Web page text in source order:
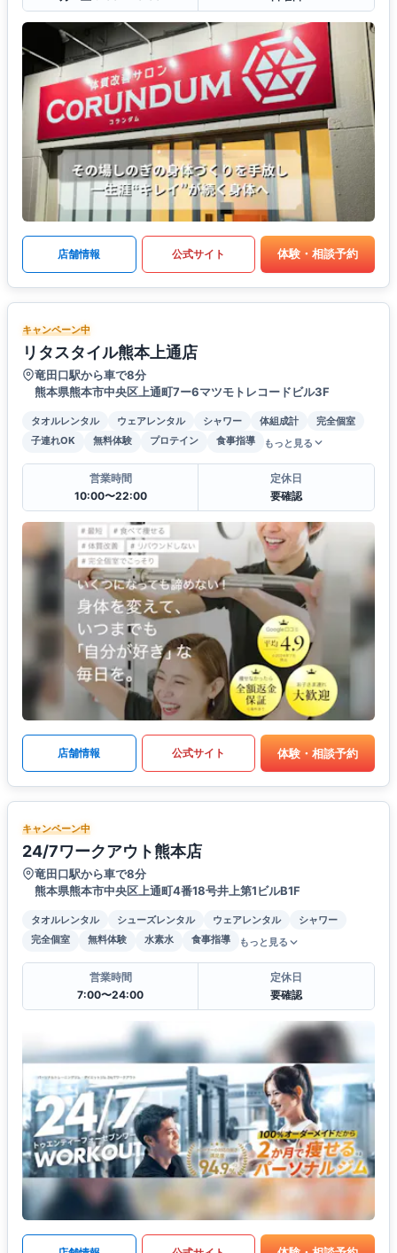
店舗情報 公式サイト 体験・相談予約
キャンペーン中
リタスタイル熊本上通店
竜田口駅から車で8分
熊本県熊本市中央区上通町7ー6マツモトレコードビル3F
タオルレンタル ウェアレンタル シャワー 体組成計
完全個室
子連れOK
無料体験 プロテイン 食事指導 もっと見る
営業時間
10:00〜22:00
定休日
要確認
店舗情報 公式サイト 体験・相談予約
キャンペーン中
24/7ワークアウト熊本店
竜田口駅から車で8分
熊本県熊本市中央区上通町4番18号井上第1ビルB1F
タオルレンタル シューズレンタル ウェアレンタル
シャワー
完全個室
無料体験 水素水 食事指導 もっと見る
営業時間
7:00〜24:00
定休日
要確認